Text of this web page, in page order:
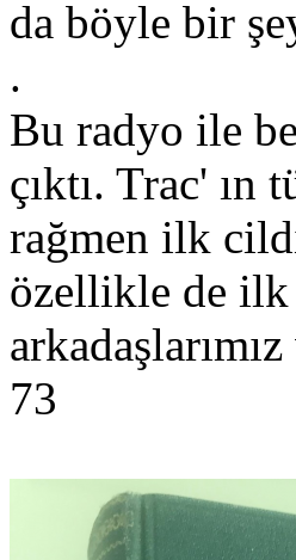
da böyle bir
.
Bu radyo ile
çıktı. Trac' ın
rağmen ilk
özellikle de ilk
73